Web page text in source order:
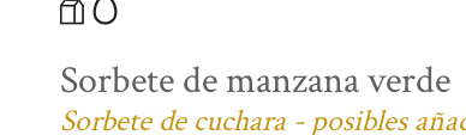
Sorbete de manzana verde
Sorbete de cuchara - posibles